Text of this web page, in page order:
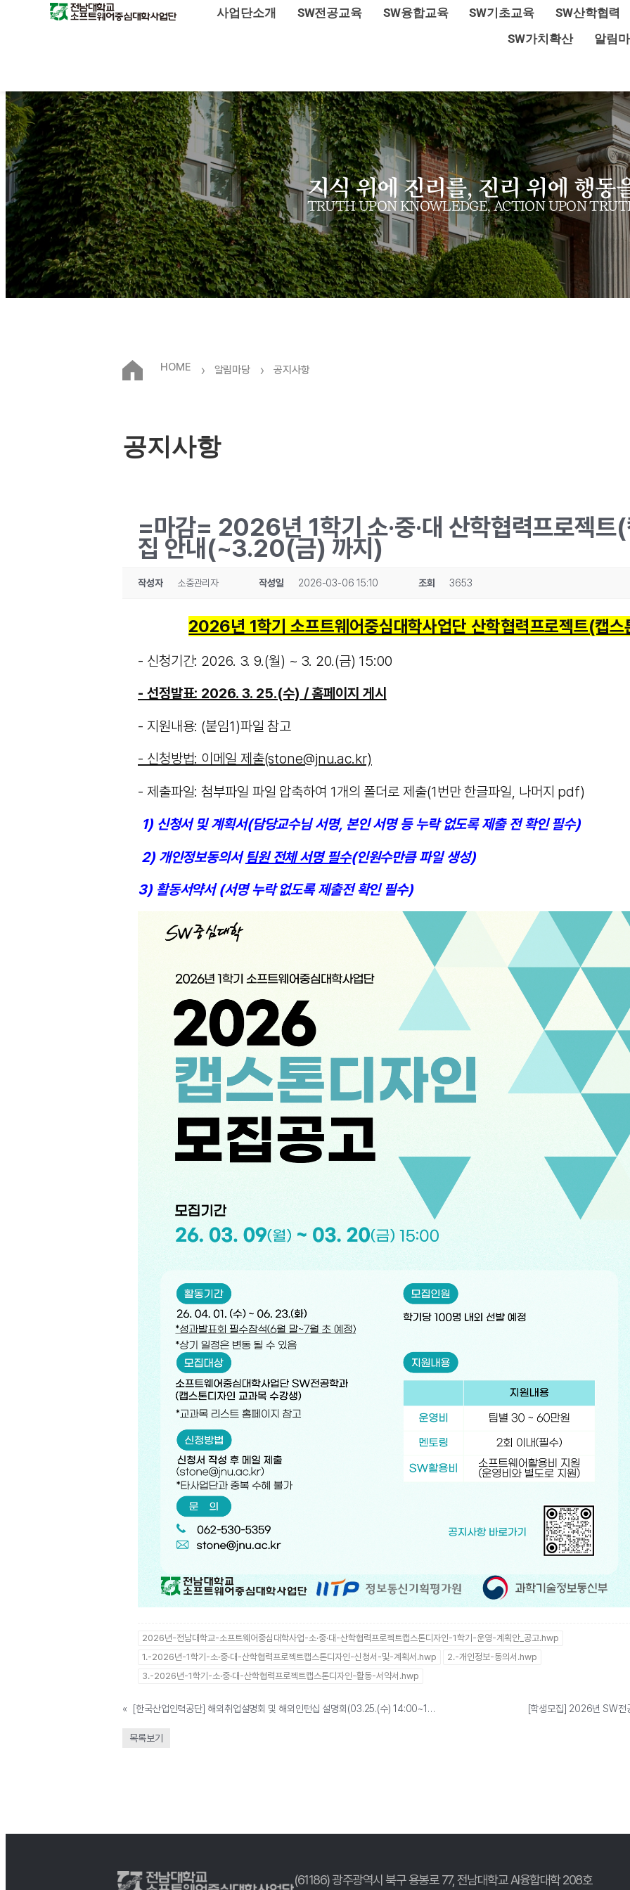
사업단소개 SW전공교육 SW융합교육 SW기초교육
SW산학협력
SW가치확산
알림
지식 위에 진리를, 진리 위에 행동
TRUTH UPON KNOWLEDGE, ACTION UPON
HOME › 알림마당 › 공지사항
공지사항
=마감= 2026년 1학기 소·중·대 산학협력프로젝트
집 안내(~3.20(금) 까지)
작성자 소중관리자 작성일 2026-03-06 15:10 조회 3653
2026년 1학기 소프트웨어중심대학사업단 산학협력프로젝트(캡스
- 신청기간: 2026. 3. 9.(월) ~ 3. 20.(금) 15:00
- 선정발표: 2026. 3. 25.(수) / 홈페이지 게시
- 지원내용: (붙임1)파일 참고
- 신청방법: 이메일 제출(stone@jnu.ac.kr)
- 제출파일: 첨부파일 파일 압축하여 1개의 폴더로 제출(1번만 한글파일, 나머지 pdf)
1) 신청서 및 계획서(담당교수님 서명, 본인 서명 등 누락 없도록 제출 전 확인 필수)
2) 개인정보동의서 팀원 전체 서명 필수(인원수만큼 파일 생성)
3) 활동서약서 (서명 누락 없도록 제출전 확인 필수)
2026년-전남대학교-소프트웨어중심대학사업-소·중·대-산학협력프로젝트캡스톤디자인-1학기-운영-계획안_공고.hwp
1.-2026년-1학기-소·중·대-산학협력프로젝트캡스톤디자인-신청서-및-계획서.hwp
2.-개인정보-동의서.hwp
3.-2026년-1학기-소·중·대-산학협력프로젝트캡스톤디자인-활동-서약서.hwp
« [한국산업인력공단] 해외취업설명회 및 해외인턴십 설명회(03.25.(수) 14:00~16:00) [학생모집] 2026년 SW전
목록보기
(61186) 광주광역시 북구 용봉로 77, 전남대학교 AI융합대학 208호